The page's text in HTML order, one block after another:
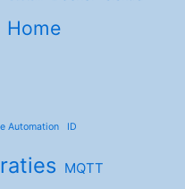
Home
Automation ID
MQTT